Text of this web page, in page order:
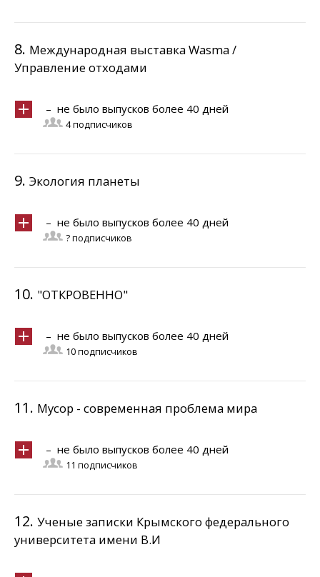
8. Международная выставка Wasma /
Управление отходами
– не было выпусков более 40 дней
4 подписчиков
9. Экология планеты
– не было выпусков более 40 дней
? подписчиков
10. "ОТКРОВЕННО"
– не было выпусков более 40 дней
10 подписчиков
11. Мусор - современная проблема мира
– не было выпусков более 40 дней
11 подписчиков
12. Ученые записки Крымского федерального
университета имени В.И